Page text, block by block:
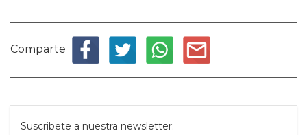
Comparte
Suscribete a nuestra newsletter: